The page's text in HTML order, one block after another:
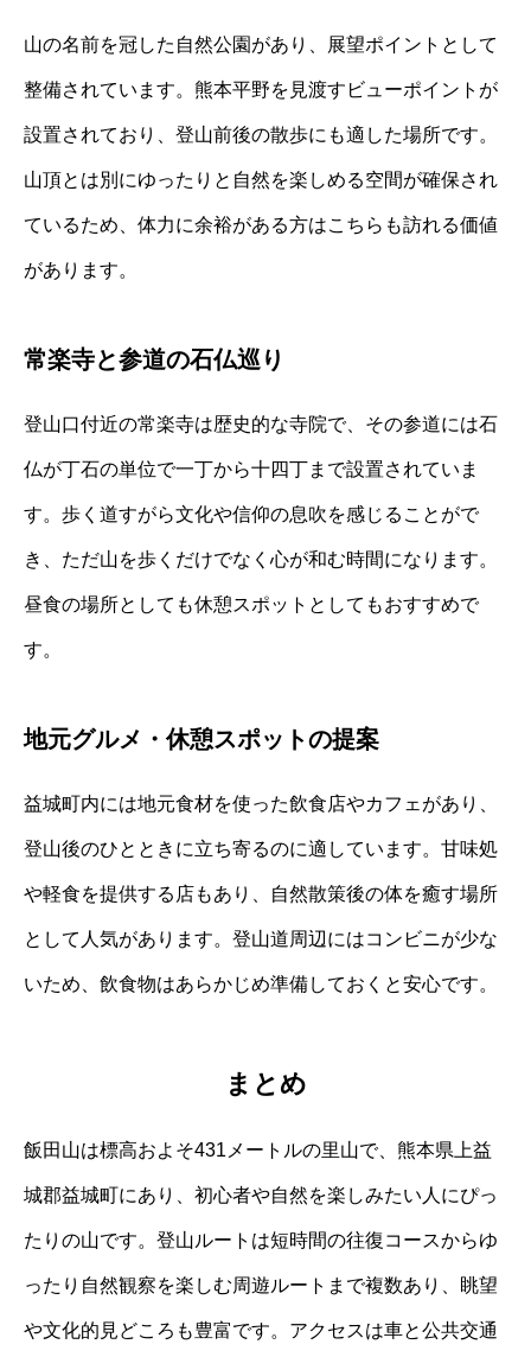
山の名前を冠した自然公園があり、展望ポイントとして
整備されています。熊本平野を見渡すビューポイントが
設置されており、登山前後の散歩にも適した場所です。
山頂とは別にゆったりと自然を楽しめる空間が確保され
ているため、体力に余裕がある方はこちらも訪れる価値
があります。
常楽寺と参道の石仏巡り
登山口付近の常楽寺は歴史的な寺院で、その参道には石
仏が丁石の単位で一丁から十四丁まで設置されていま
す。歩く道すがら文化や信仰の息吹を感じることがで
き、ただ山を歩くだけでなく心が和む時間になります。
昼食の場所としても休憩スポットとしてもおすすめで
す。
地元グルメ・休憩スポットの提案
益城町内には地元食材を使った飲食店やカフェがあり、
登山後のひとときに立ち寄るのに適しています。甘味処
や軽食を提供する店もあり、自然散策後の体を癒す場所
として人気があります。登山道周辺にはコンビニが少な
いため、飲食物はあらかじめ準備しておくと安心です。
まとめ
飯田山は標高およそ431メートルの里山で、熊本県上益
城郡益城町にあり、初心者や自然を楽しみたい人にぴっ
たりの山です。登山ルートは短時間の往復コースからゆ
ったり自然観察を楽しむ周遊ルートまで複数あり、眺望
や文化的見どころも豊富です。アクセスは車と公共交通